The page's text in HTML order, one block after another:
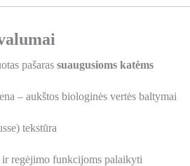
pašaras suaugusioms katėms
– aukštos biologinės vertės baltymai
tekstūra
ir regėjimo funkcijoms palaikyti